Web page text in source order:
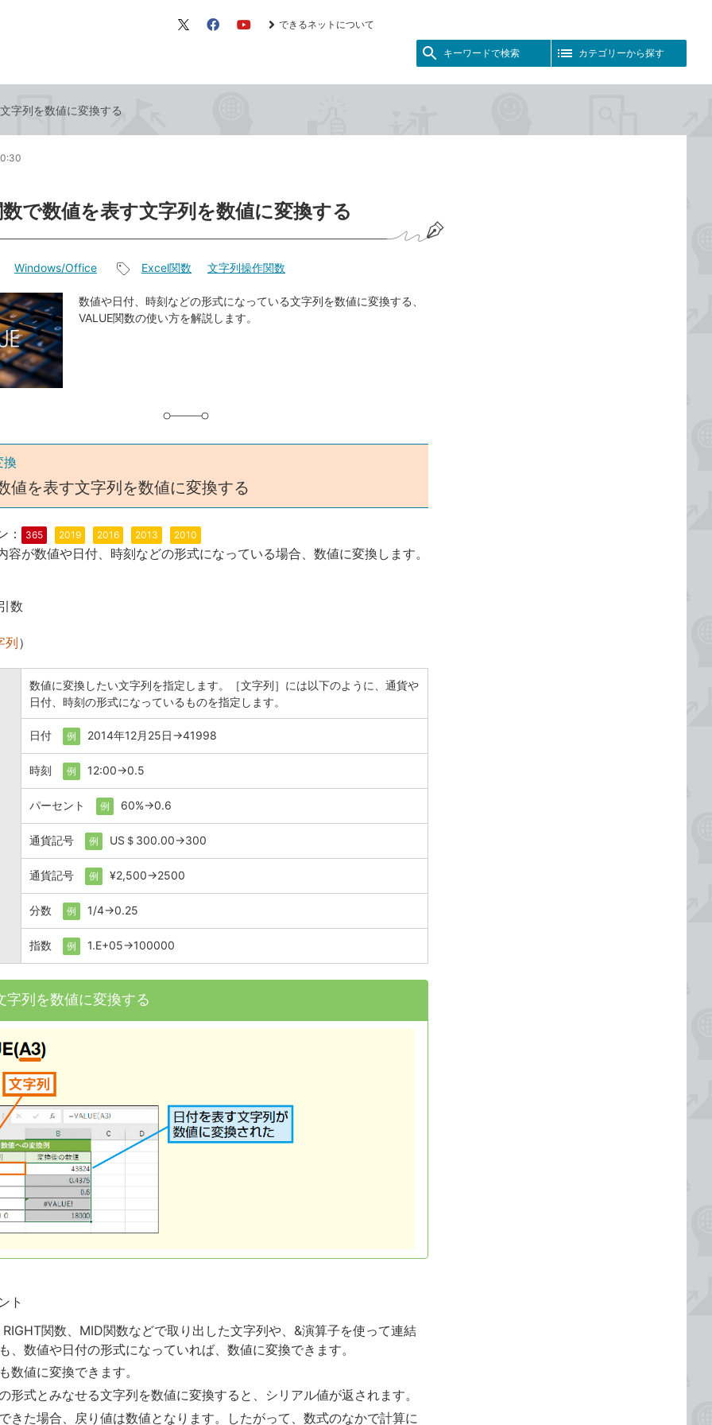
X（旧 FacebookYouTube
できるネットについて
キーワードで検索 カテゴリーから探す
字列を数値に変換する
で数値を表す文字列を数値に変換する
Windows/Office
事
タ
Excel関数 文字列操作関数
数値や日付、時刻などの形式になっている文字列を数値に変換する、
VALUE関数の使い方を解説します。
換
を表す文字列を数値に変換する
： 365 2019 2016 2013 2010
容が数値や日付、時刻などの形式になっている場合、数値に変換します。
数
列）
数値に変換したい文字列を指定します。［文字列］には以下のように、通貨や
日付、時刻の形式になっているものを指定します。
日付 例 2014年12月25日→41998
時刻 例 12:00→0.5
パーセント 例 60%→0.6
通貨記号 例 US＄300.00→300
通貨記号 例 ¥2,500→2500
分数 例 1/4→0.25
指数 例 1.E+05→100000
字列を数値に変換する
ト
関数、MID関数などで取り出した文字列や、&演算子を使って連結
、数値や日付の形式になっていれば、数値に変換できます。
数値に変換できます。
形式とみなせる文字列を数値に変換すると、シリアル値が返されます。
きた場合、戻り値は数値となります。したがって、数式のなかで計算に